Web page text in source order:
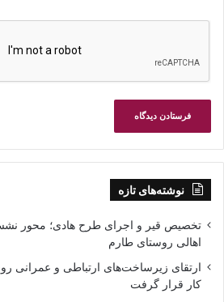
نوشته‌های تازه
تخصیص قیر و اجرای طرح هادی؛ محور
اهالی روستای طارم
ارتقای زیرساخت‌های ارتباطی و عمرانی
کار قرار گرفت